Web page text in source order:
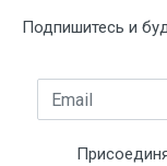
1 штука весит
РОСОМЗ
Подпишитесь и
Email